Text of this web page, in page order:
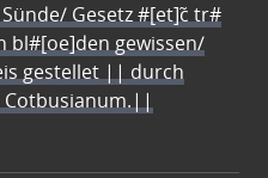
Gesetz #[et]c̃ tr#
gewissen/
gestellet || durch